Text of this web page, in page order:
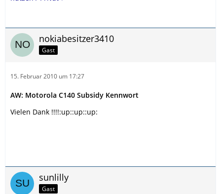
CallYa-Handys
nokiabesitzer3410
Gast
15. Februar 2010 um 17:27
AW: Motorola C140 Subsidy Kennwort
Vielen Dank !!!!:up::up::up:
sunlilly
Gast